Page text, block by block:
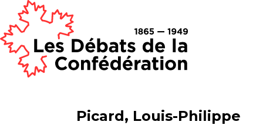
Picard, Louis-Philippe